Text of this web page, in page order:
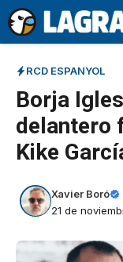
Saltar
al
contenido
RCD ESPANYOL
Borja
delantero
Kike
Xavier Boró
21 de